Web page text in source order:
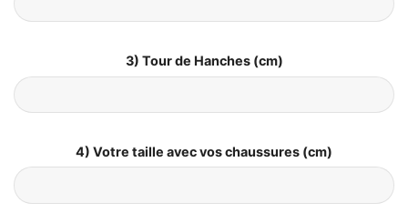
3) Tour de Hanches (cm)
4) Votre taille avec vos chaussures (cm)